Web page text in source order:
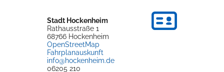
Stadt Hockenheim
Rathausstraße 1
68766 Hockenheim
OpenStreetMap
Fahrplanauskunft
info@hockenheim.de
06205 210